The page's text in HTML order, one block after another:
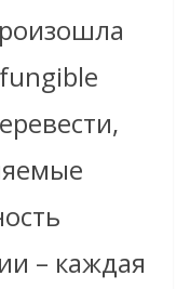
– каждая